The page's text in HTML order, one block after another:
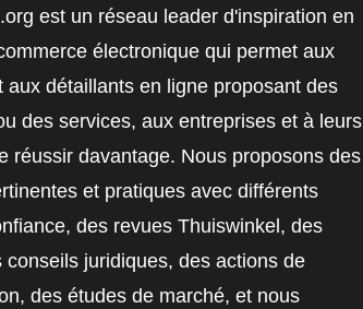
est un réseau leader d'inspiration en
électronique qui permet aux
aux détaillants en ligne proposant des
des services, aux entreprises et à leurs
réussir davantage. Nous proposons des
et pratiques avec différents
des revues Thuiswinkel, des
conseils juridiques, des actions de
des études de marché, et nous